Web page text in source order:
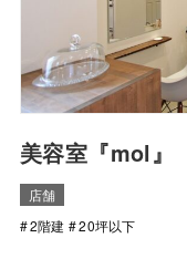
美容室『mol』
店舗
2階建
20坪以下